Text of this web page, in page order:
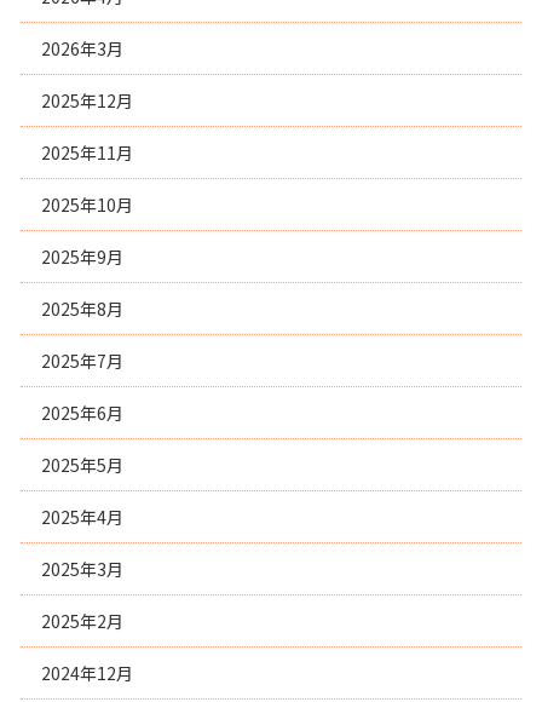
2026年3月
2025年12月
2025年11月
2025年10月
2025年9月
2025年8月
2025年7月
2025年6月
2025年5月
2025年4月
2025年3月
2025年2月
2024年12月